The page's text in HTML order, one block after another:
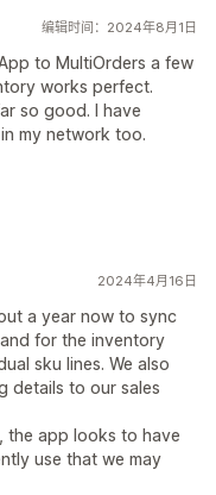
编辑时间：2024年8月1日
to MultiOrders a few
works perfect.
so good. I have
my network too.
2024年4月16日
a year now to sync
for the inventory
sku lines. We also
details to our sales
the app looks to have
use that we may